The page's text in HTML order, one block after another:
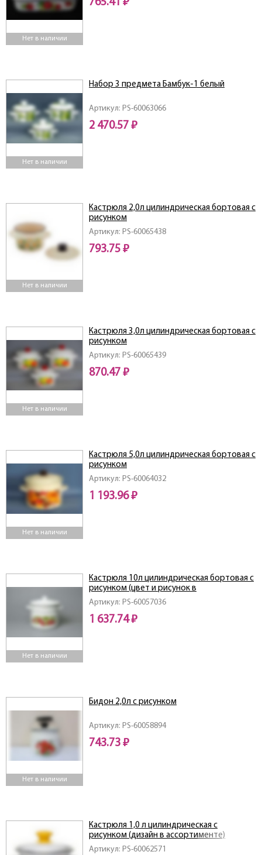
Нет в наличии
765.41 ₽
Нет в наличии
Артикул: PS-60063066
Набор 3 предмета Бамбук-1 белый
2 470.57 ₽
Нет в наличии
Артикул: PS-60065438
Кастрюля 2,0л цилиндрическая бортовая с
рисунком
793.75 ₽
Нет в наличии
Артикул: PS-60065439
Кастрюля 3,0л цилиндрическая бортовая с
рисунком
870.47 ₽
Нет в наличии
Артикул: PS-60064032
Кастрюля 5,0л цилиндрическая бортовая с
рисунком
1 193.96 ₽
Нет в наличии
Артикул: PS-60057036
Кастрюля 10л цилиндрическая бортовая с
рисунком (цвет и рисунок в
ассортименте) 41804-222/ 6
1 637.74 ₽
Нет в наличии
Артикул: PS-60058894
Бидон 2,0л с рисунком
743.73 ₽
Артикул: PS-60062571
Кастрюля 1,0 л цилиндрическая с
рисунком (дизайн в ассортименте)